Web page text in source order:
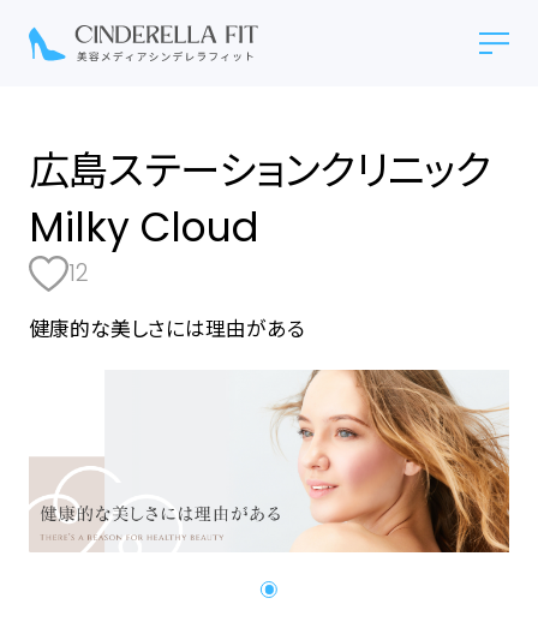
広島ステーションクリニック
Milky Cloud
12
健康的な美しさには理由がある